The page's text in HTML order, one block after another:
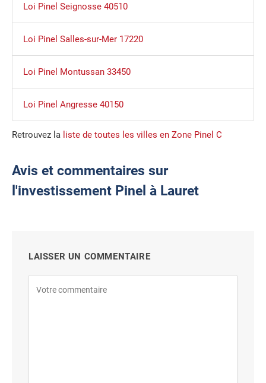
Loi Pinel Seignosse 40510
Loi Pinel Salles-sur-Mer 17220
Loi Pinel Montussan 33450
Loi Pinel Angresse 40150
Retrouvez la liste de toutes les villes en Zone Pinel C
Avis et commentaires sur
l'investissement Pinel à Lauret
LAISSER UN COMMENTAIRE